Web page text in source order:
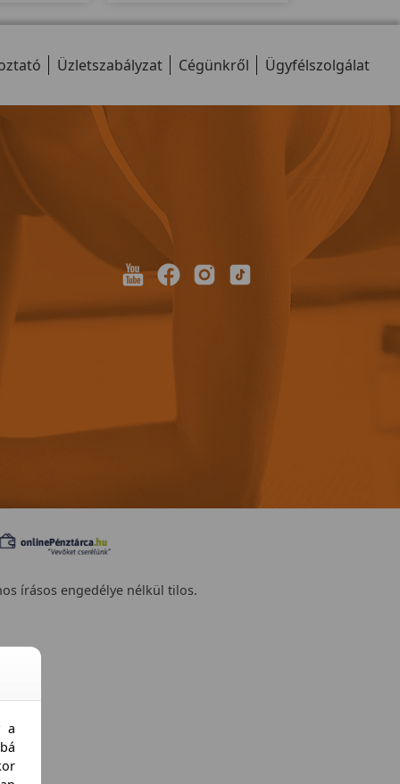
ekkora
meg!
egy nagy motor dolgoztat meg,
Üzletszabályzat Cégünkről Ügyfélszolgálat
írásos engedélye nélkül tilos.
a